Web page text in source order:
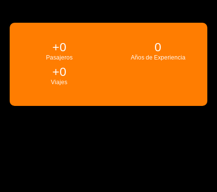
Pasajeros
+0
Años de Experiencia
0
Viajes
+0